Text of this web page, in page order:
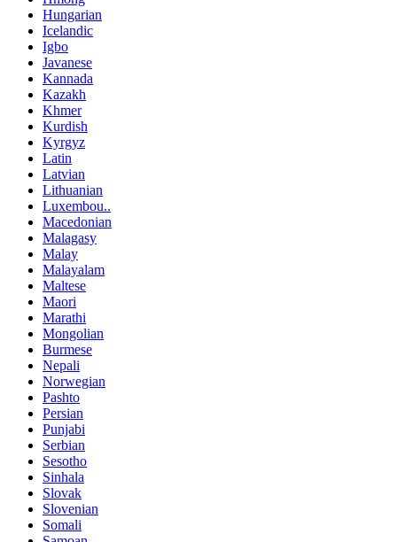
Hungarian
Icelandic
Igbo
Javanese
Kannada
Kazakh
Khmer
Kurdish
Kyrgyz
Latin
Latvian
Lithuanian
Luxembou..
Macedonian
Malagasy
Malay
Malayalam
Maltese
Maori
Marathi
Mongolian
Burmese
Nepali
Norwegian
Pashto
Persian
Punjabi
Serbian
Sesotho
Sinhala
Slovak
Slovenian
Somali